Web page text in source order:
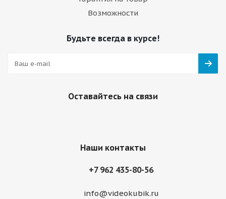
Возможности
Будьте всегда в курсе!
Оставайтесь на связи
Наши контакты
+7 962 435-80-56
info@videokubik.ru